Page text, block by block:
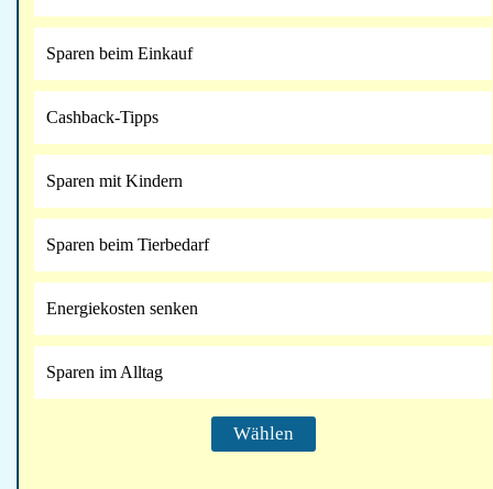
Sparen beim Einkauf
Cashback-Tipps
Sparen mit Kindern
Sparen beim Tierbedarf
Energiekosten senken
Sparen im Alltag